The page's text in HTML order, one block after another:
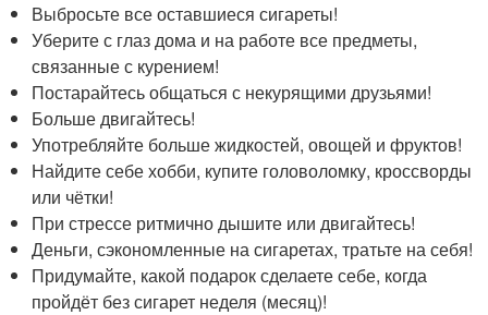
Выбросьте все оставшиеся сигареты!
Уберите с глаз дома и на работе все предметы,
связанные с курением!
Постарайтесь общаться с некурящими друзьями!
Больше двигайтесь!
Употребляйте больше жидкостей, овощей и фруктов!
Найдите себе хобби, купите головоломку, кроссворды
или чётки!
При стрессе ритмично дышите или двигайтесь!
Деньги, сэкономленные на сигаретах, тратьте на себя!
Придумайте, какой подарок сделаете себе, когда
пройдёт без сигарет неделя (месяц)!